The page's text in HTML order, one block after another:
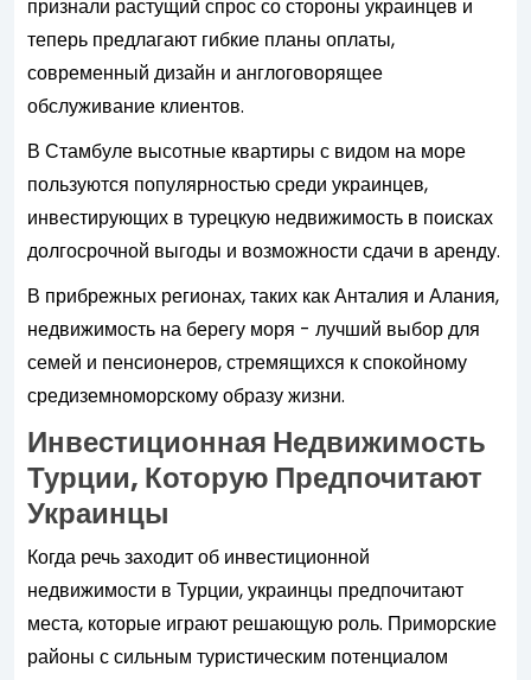
признали растущий спрос со стороны украинцев и
теперь предлагают гибкие планы оплаты,
современный дизайн и англоговорящее
обслуживание клиентов.
В Стамбуле высотные квартиры с видом на море
пользуются популярностью среди украинцев,
инвестирующих в турецкую недвижимость в поисках
долгосрочной выгоды и возможности сдачи в аренду.
В прибрежных регионах, таких как Анталия и Алания,
недвижимость на берегу моря - лучший выбор для
семей и пенсионеров, стремящихся к спокойному
средиземноморскому образу жизни.
Инвестиционная Недвижимость
Турции, Которую Предпочитают
Украинцы
Когда речь заходит об инвестиционной
недвижимости в Турции, украинцы предпочитают
места, которые играют решающую роль. Приморские
районы с сильным туристическим потенциалом